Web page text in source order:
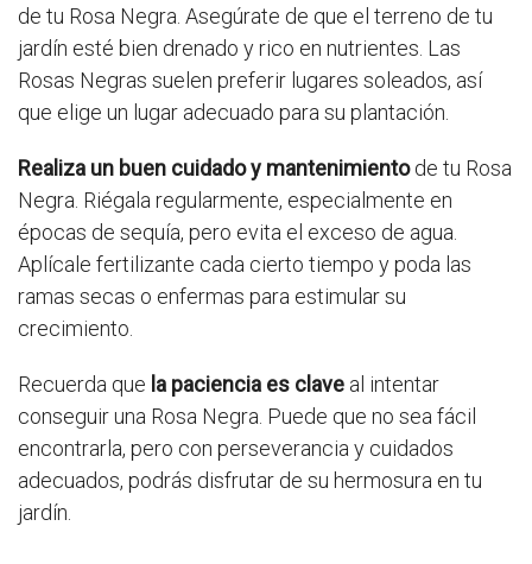
de tu Rosa Negra. Asegúrate de que el terreno de tu
jardín esté bien drenado y rico en nutrientes. Las
Rosas Negras suelen preferir lugares soleados, así
que elige un lugar adecuado para su plantación.
Realiza un buen cuidado y mantenimientode tu Rosa
Negra. Riégala regularmente, especialmente en
épocas de sequía, pero evita el exceso de agua.
Aplícale fertilizante cada cierto tiempo y poda las
ramas secas o enfermas para estimular su
crecimiento.
Recuerda que la paciencia es clave al intentar
conseguir una Rosa Negra. Puede que no sea fácil
encontrarla, pero con perseverancia y cuidados
adecuados, podrás disfrutar de su hermosura en tu
jardín.